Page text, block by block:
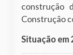
construção
Construção
Situação em